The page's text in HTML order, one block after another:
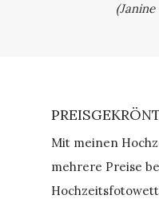
Mit meinen
mehrere Preise